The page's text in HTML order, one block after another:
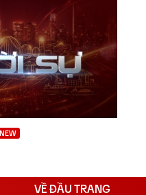
NEW
VỀ ĐẦU TRANG